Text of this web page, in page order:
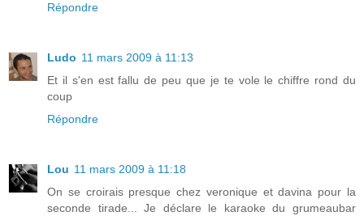
Répondre
Ludo 11 mars 2009 à 11:13
Et il s'en est fallu de peu que je te vole le chiffre rond du
coup
Répondre
Lou 11 mars 2009 à 11:18
On se croirais presque chez veronique et davina pour la
seconde tirade... Je déclare le karaoke du grumeaubar